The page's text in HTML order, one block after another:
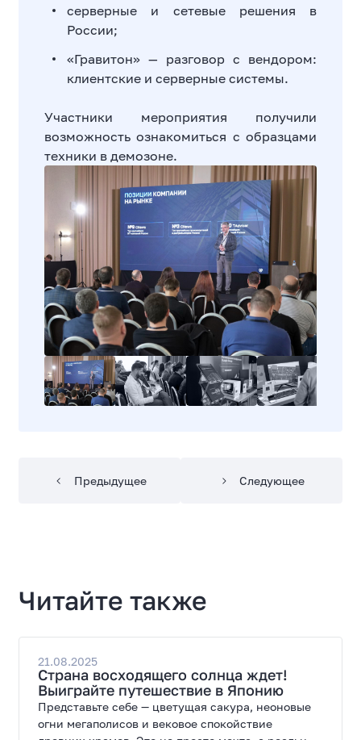
серверные и сетевые решения в
России;
«Гравитон» — разговор с вендором:
клиентские и серверные системы.
Участники мероприятия получили
возможность ознакомиться с образцами
техники в демозоне.
Предыдущее Следующее
Читайте также
21.08.2025
Страна восходящего солнца ждет!
Выиграйте путешествие в Японию
Представьте себе — цветущая сакура, неоновые
огни мегаполисов и вековое спокойствие